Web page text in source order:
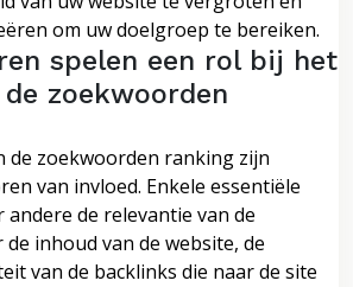
om uw doelgroep te bereiken.
spelen een rol bij het
zoekwoorden
de zoekwoorden ranking zijn
van invloed. Enkele essentiële
de relevantie van de
inhoud van de website, de
van de backlinks die naar de site